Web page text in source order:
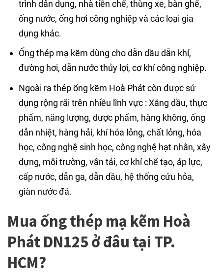
trình dân dụng, nhà tiền chế, thùng xe, bàn ghế,
ống nước, ống hơi công nghiệp và các loại gia
dụng khác.
Ống thép mạ kẽm dùng cho dẫn dầu dẫn khí,
đường hơi, dẫn nước thủy lợi, cơ khí công nghiệp.
Ngoài ra thép ống kẽm Hoà Phát còn được sử
dụng rộng rãi trên nhiều lĩnh vực : Xăng dầu, thực
phẩm, năng lượng, dược phẩm, hàng không, ống
dẫn nhiệt, hàng hải, khí hóa lỏng, chất lỏng, hóa
học, công nghệ sinh học, công nghệ hạt nhân, xây
dựng, môi trường, vận tải, cơ khí chế tạo, áp lực,
cấp nước, dẫn ga, dẫn dầu, hệ thống cứu hỏa,
giàn nước đá.
Mua ống thép mạ kẽm Hoà
Phát DN125 ở đâu tại TP.
HCM?